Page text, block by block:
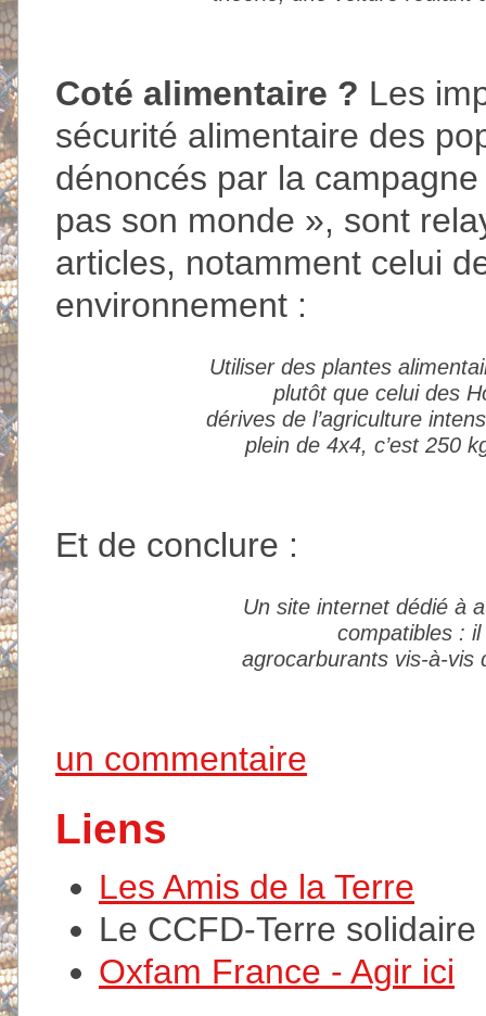
Coté alimentaire ? Les
sécurité alimentaire des
dénoncés par la
pas son monde », sont
articles, notamment celui
environnement :
Utiliser des plantes
plutôt que celui des
dérives de l’agriculture
plein de 4x4, c’est 250
Et de conclure :
Un site internet dédié à
compatibles :
agrocarburants vis-à-vis
un commentaire
Liens
Les Amis de la Terre
Le CCFD-Terre solidaire
Oxfam France - Agir ici